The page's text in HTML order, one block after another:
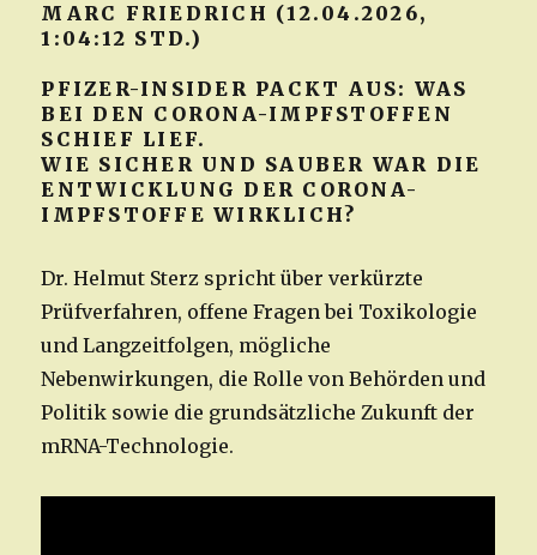
MARC FRIEDRICH (12.04.2026,
1:04:12 STD.)
PFIZER-INSIDER PACKT AUS: WAS
BEI DEN CORONA-IMPFSTOFFEN
SCHIEF LIEF.
WIE SICHER UND SAUBER WAR DIE
ENTWICKLUNG DER CORONA-
IMPFSTOFFE WIRKLICH?
Dr. Helmut Sterz spricht über verkürzte
Prüfverfahren, offene Fragen bei Toxikologie
und Langzeitfolgen, mögliche
Nebenwirkungen, die Rolle von Behörden und
Politik sowie die grundsätzliche Zukunft der
mRNA-Technologie.